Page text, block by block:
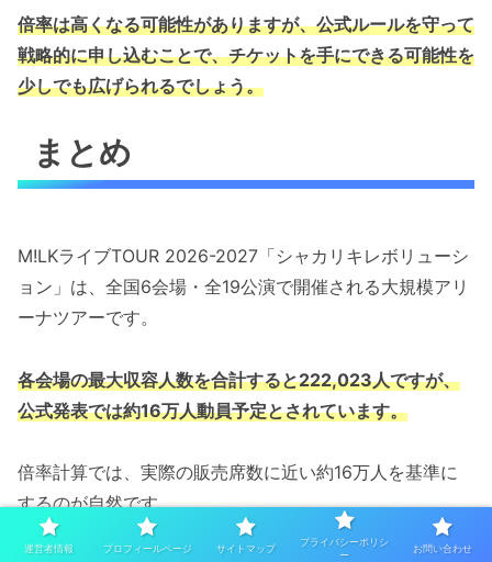
倍率は高くなる可能性がありますが、公式ルールを守って
戦略的に申し込むことで、チケットを手にできる可能性を
少しでも広げられるでしょう。
まとめ
M!LKライブTOUR 2026-2027「シャカリキレボリューシ
ョン」は、全国6会場・全19公演で開催される大規模アリ
ーナツアーです。
各会場の最大収容人数を合計すると222,023人ですが、
公式発表では約16万人動員予定とされています。
倍率計算では、実際の販売席数に近い約16万人を基準に
するのが自然です。
運営者情報 プロフィールページ サイトマップ
プライバシーポリシ
ー
お問い合わせ